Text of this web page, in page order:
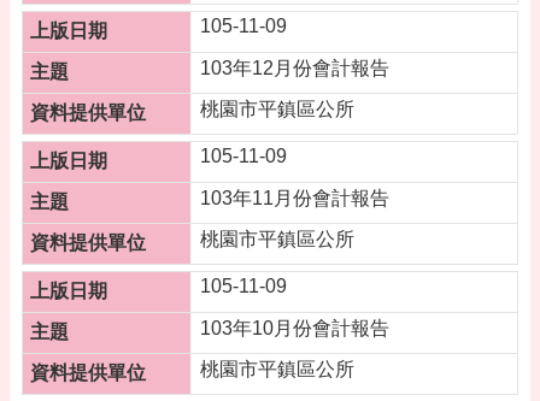
問
答
桃
園
市
府
隱
私
政
策
政
105-11-09
103年12月份會計報告
桃園市平鎮區公所
105-11-09
103年11月份會計報告
桃園市平鎮區公所
105-11-09
103年10月份會計報告
桃園市平鎮區公所